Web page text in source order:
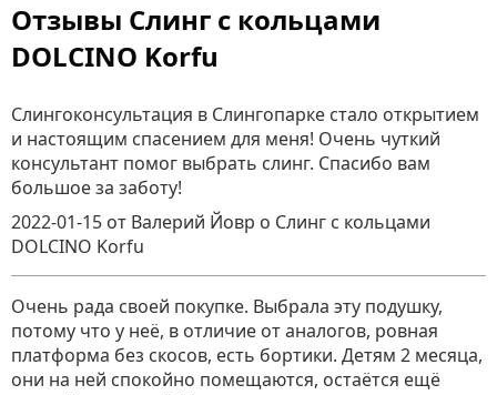
Отзывы Слинг с кольцами
DOLCINO Korfu
Слингоконсультация в Слингопарке стало открытием
и настоящим спасением для меня! Очень чуткий
консультант помог выбрать слинг. Спасибо вам
большое за заботу!
2022-01-15 от Валерий Йовр о Слинг с кольцами
DOLCINO Korfu
Очень рада своей покупке. Выбрала эту подушку,
потому что у неё, в отличие от аналогов, ровная
платформа без скосов, есть бортики. Детям 2 месяца,
они на ней спокойно помещаются, остаётся ещё